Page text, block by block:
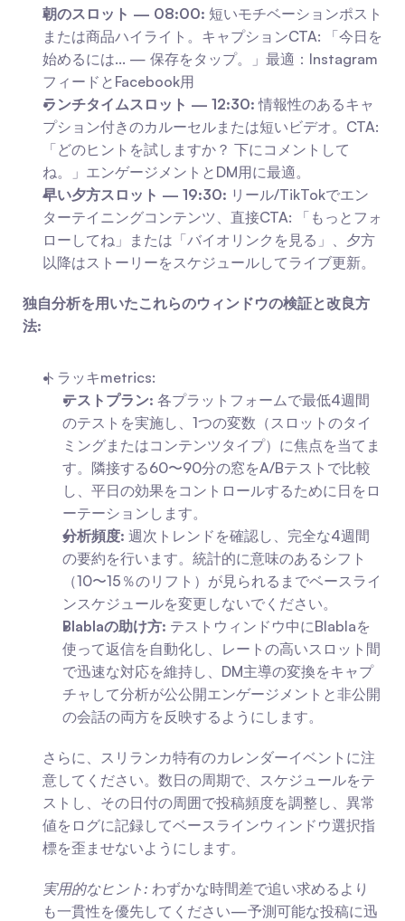
朝のスロット — 08:00: 短いモチベーションポスト
または商品ハイライト。キャプションCTA: 「今日を
始めるには... — 保存をタップ。」最適：Instagram
フィードとFacebook用
ランチタイムスロット — 12:30: 情報性のあるキャ
プション付きのカルーセルまたは短いビデオ。CTA:
「どのヒントを試しますか？ 下にコメントして
ね。」エンゲージメントとDM用に最適。
早い夕方スロット — 19:30: リール/TikTokでエン
ターテイニングコンテンツ、直接CTA: 「もっとフォ
ローしてね」または「バイオリンクを見る」、夕方
以降はストーリーをスケジュールしてライブ更新。
独自分析を用いたこれらのウィンドウの検証と改良方
法:
トラッキmetrics:
テストプラン: 各プラットフォームで最低4週間
のテストを実施し、1つの変数（スロットのタイ
ミングまたはコンテンツタイプ）に焦点を当てま
す。隣接する60〜90分の窓をA/Bテストで比較
し、平日の効果をコントロールするために日をロ
ーテーションします。
分析頻度: 週次トレンドを確認し、完全な4週間
の要約を行います。統計的に意味のあるシフト
（10〜15％のリフト）が見られるまでベースライ
ンスケジュールを変更しないでください。
Blablaの助け方: テストウィンドウ中にBlablaを
使って返信を自動化し、レートの高いスロット間
で迅速な対応を維持し、DM主導の変換をキャプ
チャして分析が公公開エンゲージメントと非公開
の会話の両方を反映するようにします。
さらに、スリランカ特有のカレンダーイベントに注
意してください。数日の周期で、スケジュールをテ
ストし、その日付の周囲で投稿頻度を調整し、異常
値をログに記録してベースラインウィンドウ選択指
標を歪ませないようにします。
実用的なヒント: わずかな時間差で追い求めるより
も一貫性を優先してください—予測可能な投稿に迅